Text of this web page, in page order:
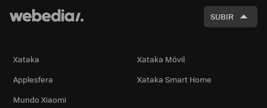
SUBIR
Xataka
Xataka Móvil
Applesfera
Xataka Smart Home
Mundo Xiaomi